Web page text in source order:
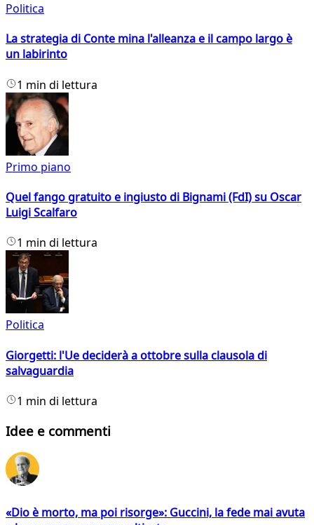
Politica
La strategia di Conte mina l'alleanza e il campo largo è
un labirinto
1 min di lettura
Primo piano
Quel fango gratuito e ingiusto di Bignami (FdI) su Oscar
Luigi Scalfaro
1 min di lettura
Politica
Giorgetti: l'Ue deciderà a ottobre sulla clausola di
salvaguardia
1 min di lettura
Idee e commenti
«Dio è morto, ma poi risorge»: Guccini, la fede mai avuta